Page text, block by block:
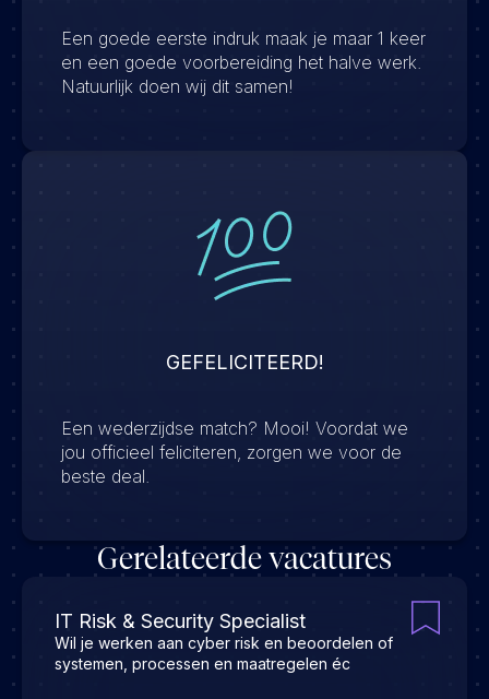
Een goede eerste indruk maak je maar 1 keer
en een goede voorbereiding het halve werk.
Natuurlijk doen wij dit samen!
GEFELICITEERD!
Een wederzijdse match? Mooi! Voordat we
jou officieel feliciteren, zorgen we voor de
beste deal.
Gerelateerde vacatures
IT Risk & Security Specialist
Wil je werken aan cyber risk en beoordelen of
systemen, processen en maatregelen éc